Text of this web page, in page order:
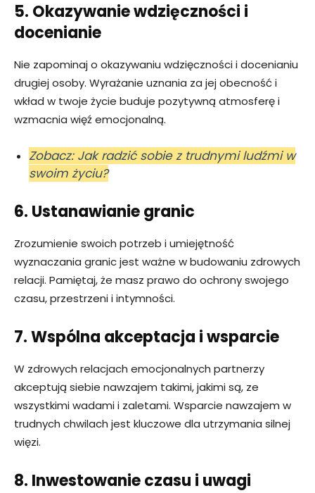
5. Okazywanie wdzięczności i
docenianie
Nie zapominaj o okazywaniu wdzięczności i docenianiu
drugiej osoby. Wyrażanie uznania za jej obecność i
wkład w twoje życie buduje pozytywną atmosferę i
wzmacnia więź emocjonalną.
Zobacz: Jak radzić sobie z trudnymi ludźmi w
swoim życiu?
6. Ustanawianie granic
Zrozumienie swoich potrzeb i umiejętność
wyznaczania granic jest ważne w budowaniu zdrowych
relacji. Pamiętaj, że masz prawo do ochrony swojego
czasu, przestrzeni i intymności.
7. Wspólna akceptacja i wsparcie
W zdrowych relacjach emocjonalnych partnerzy
akceptują siebie nawzajem takimi, jakimi są, ze
wszystkimi wadami i zaletami. Wsparcie nawzajem w
trudnych chwilach jest kluczowe dla utrzymania silnej
więzi.
8. Inwestowanie czasu i uwagi